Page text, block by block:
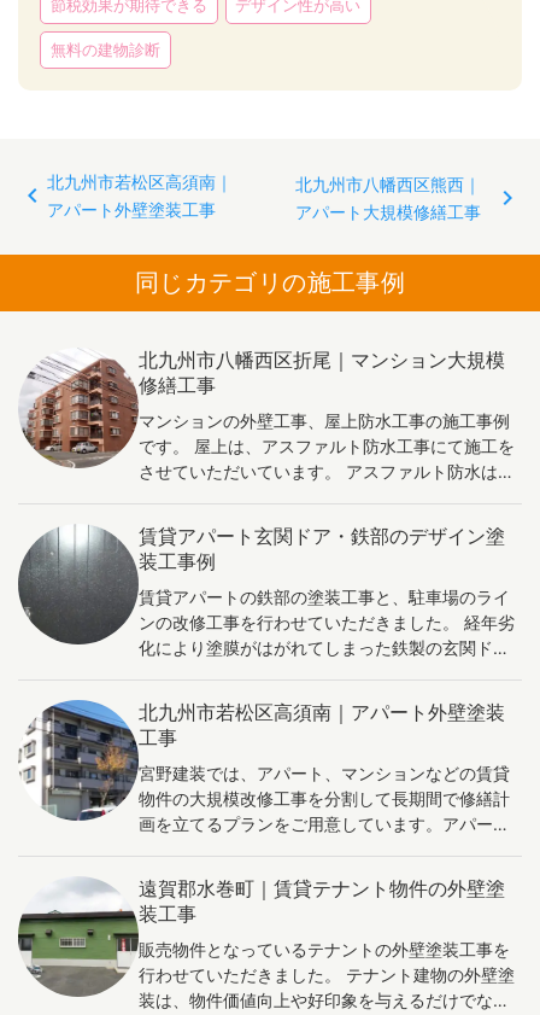
節税効果が期待できる デザイン性が高い
無料の建物診断
ゲ
ョ
ン
北九州市若松区高須南｜
アパート外壁塗装工事
北九州市八幡西区熊西｜
アパート大規模修繕工事
同じカテゴリの施工事例
北九州市八幡西区折尾｜マンション大規模
修繕工事
マンションの外壁工事、屋上防水工事の施工事例
です。 屋上は、アスファルト防水工事にて施工を
させていただいています。 アスファルト防水は、
ための防水処理です。耐久性が高く、弾性がある
ため、温度変化や建物の動きに対応し、ひび割れ
や剥がれを防ぎます。また、防火性能も向上させ
ることが可能です。ただし、施工には熟練した技
術が必要であり、専門的な知識と経験を持った業
者に依頼することが重要です。定期的な点検やメ
物の寿命を延ばし、快適性を維持するための有効
な防水処理方法です。
賃貸アパート玄関ドア・鉄部のデザイン塗
装工事例
賃貸アパートの鉄部の塗装工事と、駐車場のライ
ンの改修工事を行わせていただきました。 経年劣
化により塗膜がはがれてしまった鉄製の玄関ドア
クな印象のデザイン塗装を施しました。 アパート
の玄関ドアをデザイン塗装により改修することで
得られる効果は以下の通りです。 印象の向上: デ
ザイン塗装により、玄関ドアが一新され、アパー
ト全体の印象が向上します。鮮やかな色や独自の
デザインを取り入れることで、アパートに個性と
ザインの玄関ドアは、住民に誇りと満足感を与え
ます。快適な住環境を提供することで、アパート
への愛着が高まり、入居者の定着率が向上する可
能性があります。 資産価値の上昇: アパートの外
観やデザインが魅力的であることは、資産価値に
プラスに働く要素です。デザイン塗装による改修
北九州市若松区高須南｜アパート外壁塗装
工事
宮野建装では、アパート、マンションなどの賃貸
物件の大規模改修工事を分割して長期間で修繕計
画を立てるプランをご用意しています。アパート
は、いくつかのメリットがあります。例として、
外壁塗装を取り上げて説明します。 まず、費用面
でのメリットが挙げられます。一度にすべての工
事を行う場合、大きな費用が必要となりますが、
外壁塗装のように部分的に分割することで、費用
を分散させることができます。これにより、資金
遠賀郡水巻町｜賃貸テナント物件の外壁塗
装工事
販売物件となっているテナントの外壁塗装工事を
行わせていただきました。 テナント建物の外壁塗
装は、物件価値向上や好印象を与えるだけでな